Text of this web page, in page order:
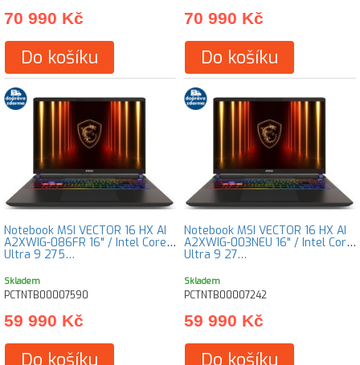
70 990 Kč
Do košíku
70 990 Kč
Do košíku
Notebook MSI VECTOR 16 HX AI
A2XWIG-086FR 16" / Intel Core
Ultra 9 275…
Skladem
PCTNTB00007590
59 990 Kč
Do košíku
Notebook MSI VECTOR 16 HX AI
A2XWIG-003NEU 16" / Intel Core
Ultra 9 27…
Skladem
PCTNTB00007242
59 990 Kč
Do košíku